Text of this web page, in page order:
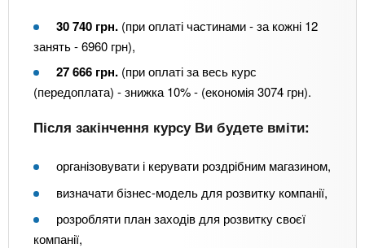
30 740 грн. (при оплаті частинами - за кожні 12
занять - 6960 грн),
27 666 грн. (при оплаті за весь курс
(передоплата) - знижка 10% - (економія 3074 грн).
Після закінчення курсу Ви будете вміти:
організовувати і керувати роздрібним магазином,
визначати бізнес-модель для розвитку компанії,
розробляти план заходів для розвитку своєї
компанії,